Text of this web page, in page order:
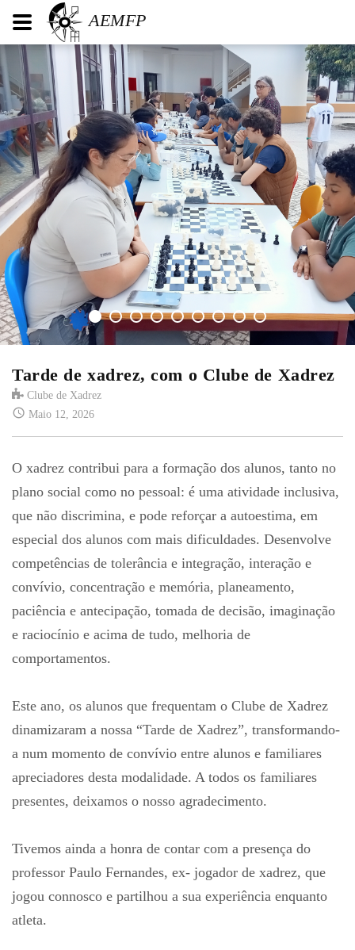
AEMFP
Tarde de xadrez, com o Clube de Xadrez
Clube de Xadrez
Maio 12, 2026
O xadrez contribui para a formação dos alunos, tanto no
plano social como no pessoal: é uma atividade inclusiva,
que não discrimina, e pode reforçar a autoestima, em
especial dos alunos com mais dificuldades. Desenvolve
competências de tolerância e integração, interação e
convívio, concentração e memória, planeamento,
paciência e antecipação, tomada de decisão, imaginação
e raciocínio e acima de tudo, melhoria de
comportamentos.
Este ano, os alunos que frequentam o Clube de Xadrez
dinamizaram a nossa “Tarde de Xadrez”, transformando-
a num momento de convívio entre alunos e familiares
apreciadores desta modalidade. A todos os familiares
presentes, deixamos o nosso agradecimento.
Tivemos ainda a honra de contar com a presença do
professor Paulo Fernandes, ex- jogador de xadrez, que
jogou connosco e partilhou a sua experiência enquanto
atleta.